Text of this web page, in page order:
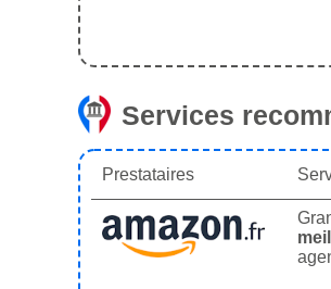
Services
Prestataires